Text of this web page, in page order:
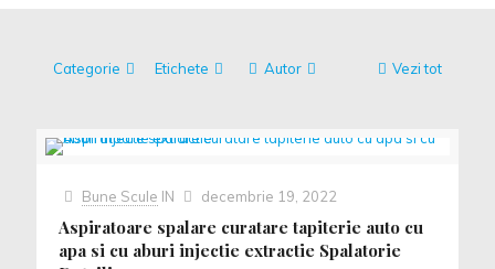
Categorie Etichete Autor Vezi tot
Bune Scule IN decembrie 19, 2022
Aspiratoare spalare curatare tapiterie auto cu
apa si cu aburi injectie extractie Spalatorie